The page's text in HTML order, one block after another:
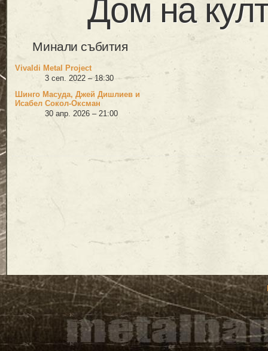
Дом на
Минали събития
Vivaldi Metal Project
3 сеп. 2022 – 18:30
Шинго Масуда, Джей Дишлиев и
Исабел Сокол-Оксман
30 апр. 2026 – 21:00